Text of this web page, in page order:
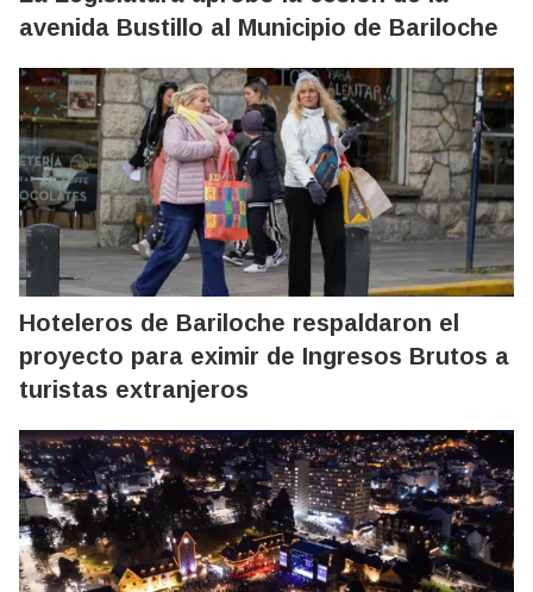
avenida Bustillo al Municipio de Bariloche
Hoteleros de Bariloche respaldaron el
proyecto para eximir de Ingresos Brutos a
turistas extranjeros